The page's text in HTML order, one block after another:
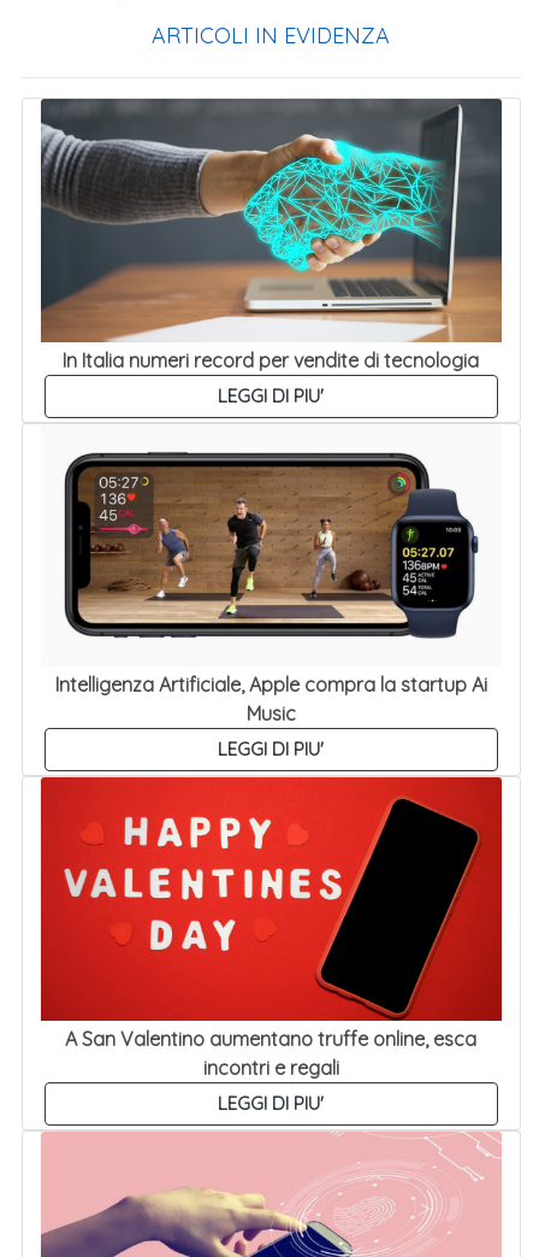
ARTICOLI IN EVIDENZA
In Italia numeri record per vendite di tecnologia
LEGGI DI PIU'
Intelligenza Artificiale, Apple compra la startup Ai
Music
LEGGI DI PIU'
A San Valentino aumentano truffe online, esca
incontri e regali
LEGGI DI PIU'